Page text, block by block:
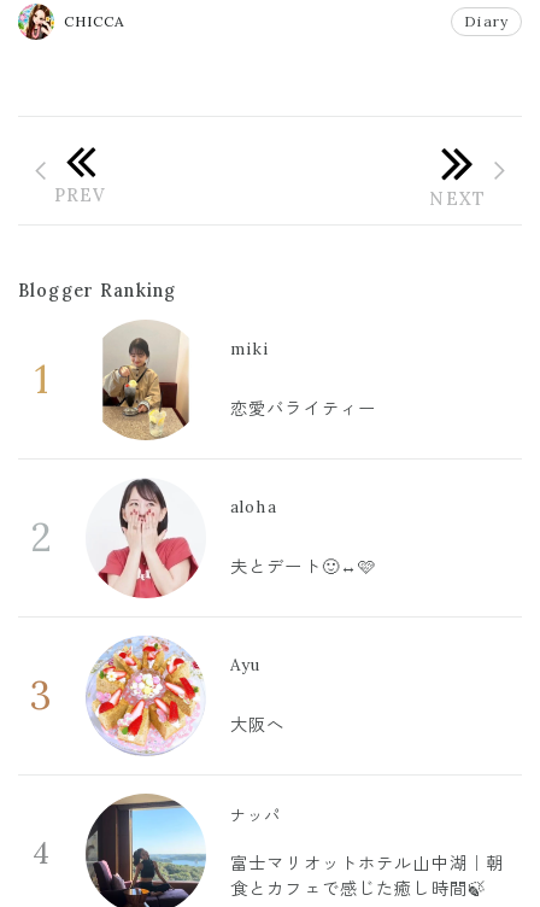
CHICCA Diary
Blogger Ranking
1
miki
恋愛バライティー
2
aloha
夫とデート🙂‍↔️🩷
3
Ayu
大阪へ
4
ナッパ
富士マリオットホテル山中湖｜朝
食とカフェで感じた癒し時間🍃